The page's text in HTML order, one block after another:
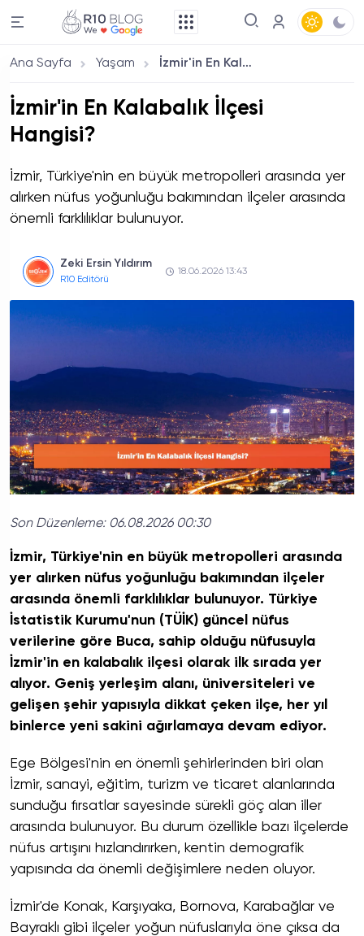
Ana Sayfa Yaşam İzmir'in En Kalabalık İlçesi Hangisi?
İzmir'in En Kalabalık İlçesi
Hangisi?
İzmir, Türkiye'nin en büyük metropolleri arasında yer
alırken nüfus yoğunluğu bakımından ilçeler arasında
önemli farklılıklar bulunuyor.
Zeki Ersin Yıldırım
R10 Editörü
18.06.2026 13:43
Son Düzenleme: 06.08.2026 00:30
İzmir, Türkiye'nin en büyük metropolleri arasında
yer alırken nüfus yoğunluğu bakımından ilçeler
arasında önemli farklılıklar bulunuyor. Türkiye
İstatistik Kurumu'nun (TÜİK) güncel nüfus
verilerine göre Buca, sahip olduğu nüfusuyla
İzmir'in en kalabalık ilçesi olarak ilk sırada yer
alıyor. Geniş yerleşim alanı, üniversiteleri ve
gelişen şehir yapısıyla dikkat çeken ilçe, her yıl
binlerce yeni sakini ağırlamaya devam ediyor.
Ege Bölgesi'nin en önemli şehirlerinden biri olan
İzmir, sanayi, eğitim, turizm ve ticaret alanlarında
sunduğu fırsatlar sayesinde sürekli göç alan iller
arasında bulunuyor. Bu durum özellikle bazı ilçelerde
nüfus artışını hızlandırırken, kentin demografik
yapısında da önemli değişimlere neden oluyor.
İzmir'de Konak, Karşıyaka, Bornova, Karabağlar ve
Bayraklı gibi ilçeler yoğun nüfuslarıyla öne çıksa da